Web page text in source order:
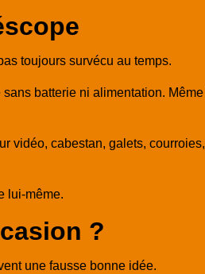
toujours survécu au temps.
batterie ni alimentation.
vidéo, cabestan, galets,
lui-même.
?
une fausse bonne idée.